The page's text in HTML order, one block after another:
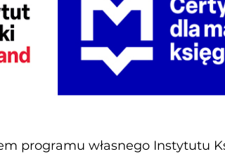
programu własnego Instytutu